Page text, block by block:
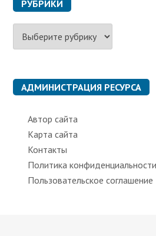
РУБРИКИ
Р
б
к
и АДМИНИСТРАЦИЯ РЕСУРСА
Автор сайта
Карта сайта
Контакты
Политика конфиденциальности
Пользовательское соглашение